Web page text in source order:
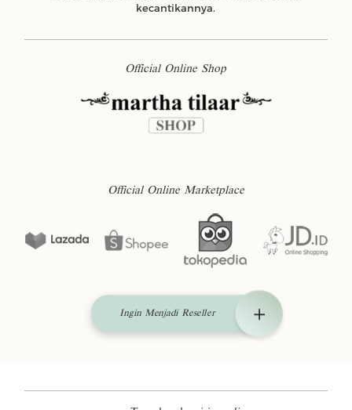
kecantikannya.
Official Online Shop
Official Online Marketplace
Ingin Menjadi Reseller